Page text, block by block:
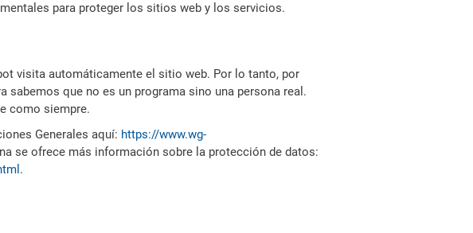
para proteger los sitios web y los servicios.
visita automáticamente el sitio web. Por lo tanto, por
sabemos que no es un programa sino una persona real.
como siempre.
Generales aquí: https://www.wg-
se ofrece más información sobre la protección de datos:
.